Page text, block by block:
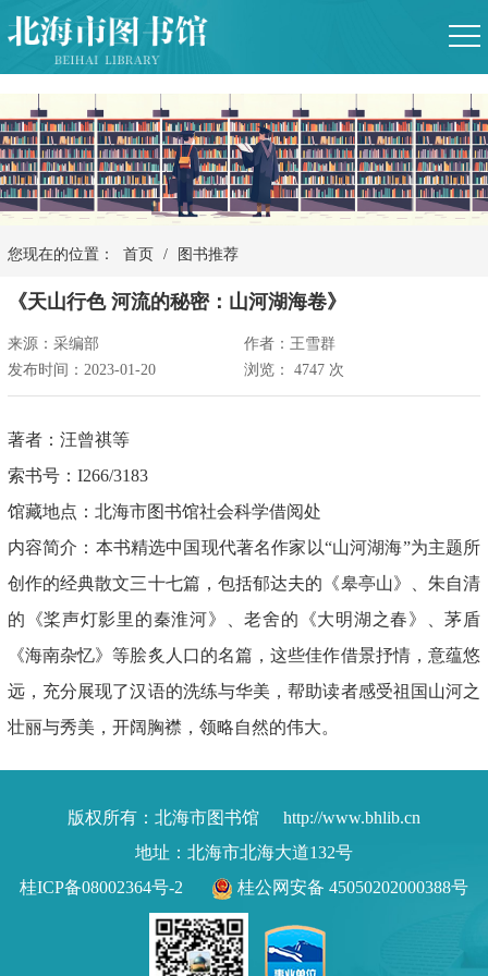
您现在的位置： 首页 / 图书推荐
《天山行色 河流的秘密：山河湖海卷》
来源：采编部
作者：王雪群
发布时间：2023-01-20
浏览： 4747 次
著者：汪曾祺等
索书号：I266/3183
馆藏地点：北海市图书馆社会科学借阅处
内容简介：本书精选中国现代著名作家以“山河湖海”为主题所
创作的经典散文三十七篇，包括郁达夫的《皋亭山》、朱自清
的《桨声灯影里的秦淮河》、老舍的《大明湖之春》、茅盾
《海南杂忆》等脍炙人口的名篇，这些佳作借景抒情，意蕴悠
远，充分展现了汉语的洗练与华美，帮助读者感受祖国山河之
壮丽与秀美，开阔胸襟，领略自然的伟大。
版权所有：北海市图书馆
http://www.bhlib.cn
地址：北海市北海大道132号
桂ICP备08002364号-2
桂公网安备 45050202000388号